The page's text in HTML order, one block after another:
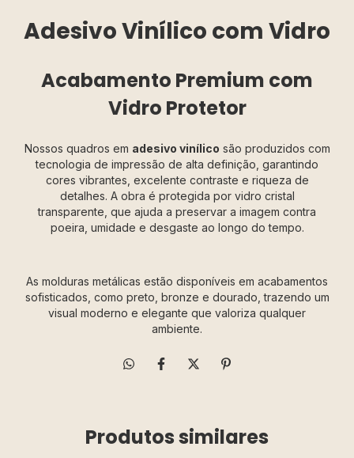
Adesivo Vinílico com Vidro
Acabamento Premium com
Vidro Protetor
Nossos quadros em adesivo vinílico são produzidos com
tecnologia de impressão de alta definição, garantindo
cores vibrantes, excelente contraste e riqueza de
detalhes. A obra é protegida por vidro cristal
transparente, que ajuda a preservar a imagem contra
poeira, umidade e desgaste ao longo do tempo.
As molduras metálicas estão disponíveis em acabamentos
sofisticados, como preto, bronze e dourado, trazendo um
visual moderno e elegante que valoriza qualquer
ambiente.
Produtos similares